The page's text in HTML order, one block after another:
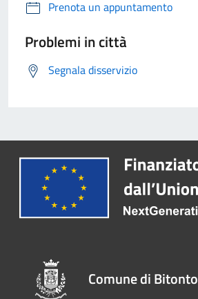
Prenota un appuntamento
Problemi in città
Segnala disservizio
Comune di Bitonto